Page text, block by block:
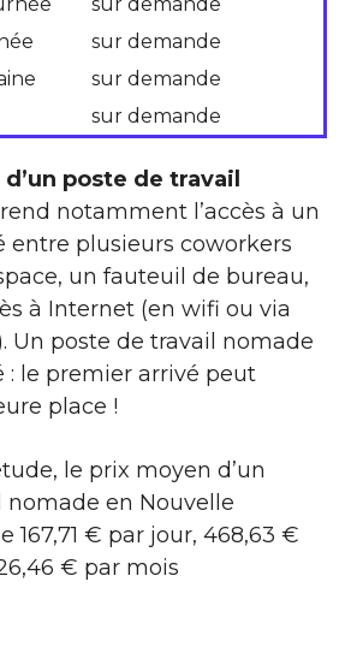
sur demande
sur demande
sur demande
poste de travail
notamment l’accès à un
entre plusieurs coworkers
un fauteuil de bureau,
à Internet (en wifi ou via
Un poste de travail nomade
: le premier arrivé peut
place !
le prix moyen d’un
nomade en Nouvelle
167,71 € par jour, 468,63 €
€ par mois